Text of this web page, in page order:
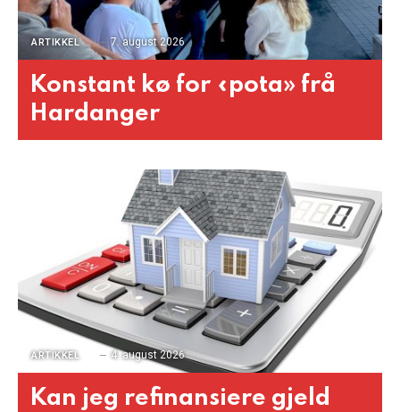
ARTIKKEL 7. august 2026
Konstant kø for «pota» frå
Hardanger
ARTIKKEL 4. august 2026
Kan jeg refinansiere gjeld